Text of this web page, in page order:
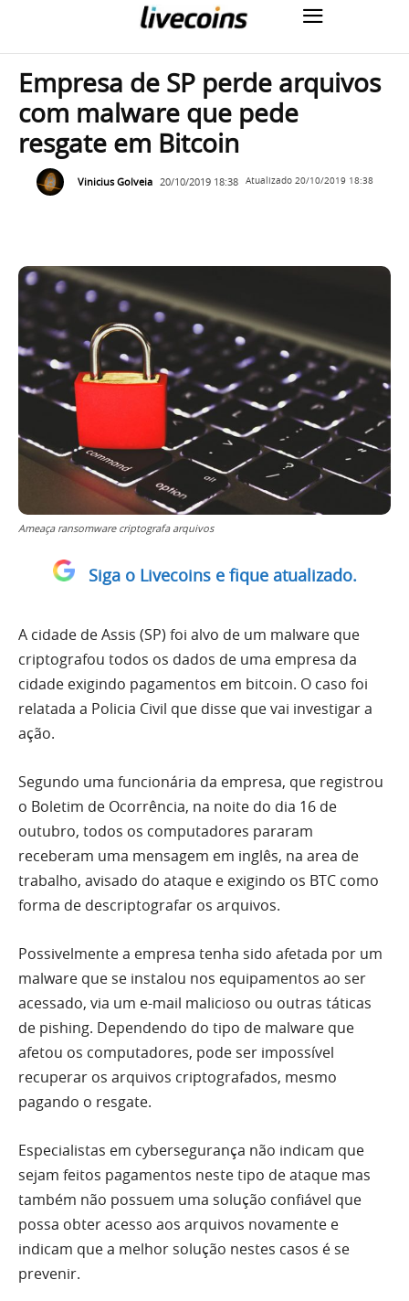
Empresa de SP perde arquivos
com malware que pede
resgate em Bitcoin
Vinicius Golveia 20/10/2019 18:38 Atualizado 20/10/2019 18:38
Ameaça ransomware criptografa arquivos
Siga o Livecoins e fique atualizado.
A cidade de Assis (SP) foi alvo de um malware que
criptografou todos os dados de uma empresa da
cidade exigindo pagamentos em bitcoin. O caso foi
relatada a Policia Civil que disse que vai investigar a
ação.
Segundo uma funcionária da empresa, que registrou
o Boletim de Ocorrência, na noite do dia 16 de
outubro, todos os computadores pararam
receberam uma mensagem em inglês, na area de
trabalho, avisado do ataque e exigindo os BTC como
forma de descriptografar os arquivos.
Possivelmente a empresa tenha sido afetada por um
malware que se instalou nos equipamentos ao ser
acessado, via um e-mail malicioso ou outras táticas
de pishing. Dependendo do tipo de malware que
afetou os computadores, pode ser impossível
recuperar os arquivos criptografados, mesmo
pagando o resgate.
Especialistas em cybersegurança não indicam que
sejam feitos pagamentos neste tipo de ataque mas
também não possuem uma solução confiável que
possa obter acesso aos arquivos novamente e
indicam que a melhor solução nestes casos é se
prevenir.